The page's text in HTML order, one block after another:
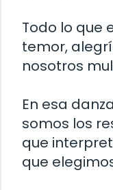
Todo lo que
temor,
nosotros
En esa
somos los
que
que